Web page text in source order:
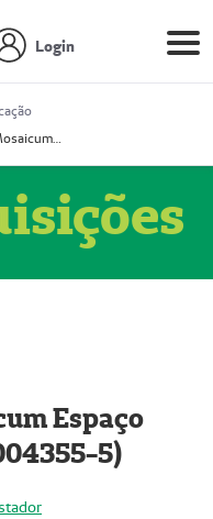
Login
Prestador Mosaicum Espaço Clínico Eireli (51004355-5)
Espaço
5)